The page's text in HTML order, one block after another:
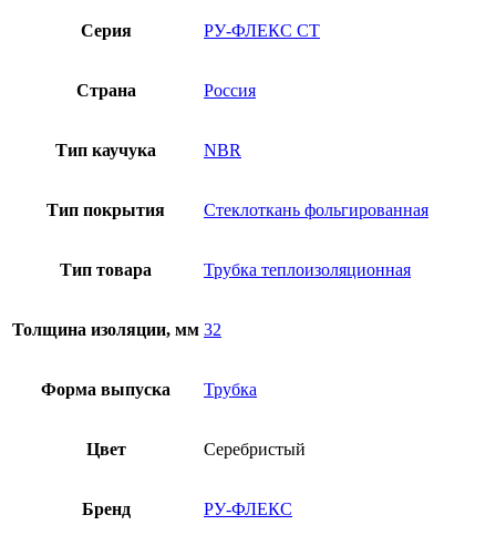
Серия РУ-ФЛЕКС СТ
Страна Россия
Тип каучука NBR
Тип покрытия Стеклоткань фольгированная
Тип товара Трубка теплоизоляционная
Толщина изоляции, мм 32
Форма выпуска Трубка
Цвет Серебристый
Бренд РУ-ФЛЕКС